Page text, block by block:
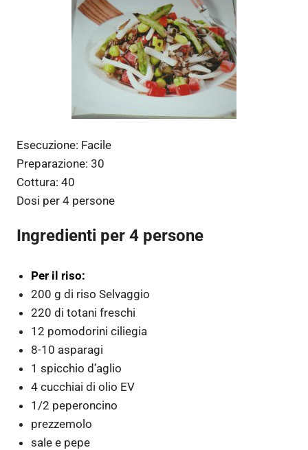
Esecuzione: Facile
Preparazione: 30
Cottura: 40
Dosi per 4 persone
Ingredienti per 4 persone
Per il riso:
200 g di riso Selvaggio
220 di totani freschi
12 pomodorini ciliegia
8-10 asparagi
1 spicchio d’aglio
4 cucchiai di olio EV
1/2 peperoncino
prezzemolo
sale e pepe